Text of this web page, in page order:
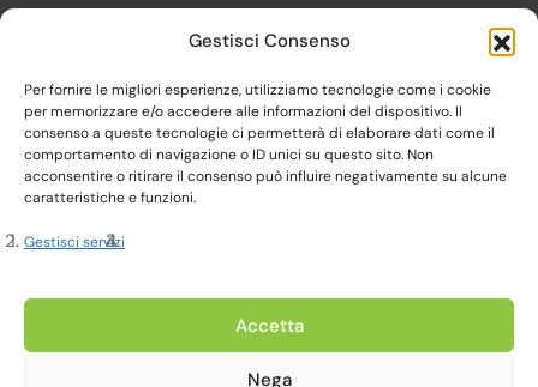
Gestisci Consenso
Per fornire le migliori esperienze, utilizziamo tecnologie come i cookie
per memorizzare e/o accedere alle informazioni del dispositivo. Il
consenso a queste tecnologie ci permetterà di elaborare dati come il
comportamento di navigazione o ID unici su questo sito. Non
acconsentire o ritirare il consenso può influire negativamente su alcune
caratteristiche e funzioni.
Gestisci servizi
Accetta
Nega
Copyright 2023, Cardine srl. All Rights Reserved